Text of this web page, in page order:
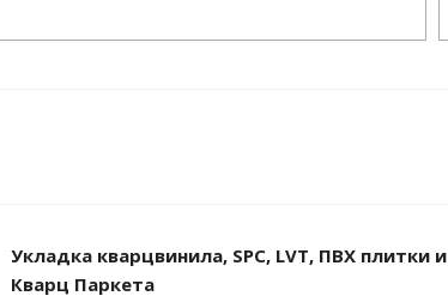
Укладка кварцвинила, SPC, LVT, ПВХ плитки и
Кварц Паркета